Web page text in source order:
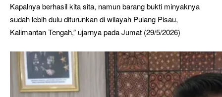
Kapalnya berhasil kita sita, namun barang bukti minyaknya
sudah lebih dulu diturunkan di wilayah Pulang Pisau,
Kalimantan Tengah,” ujarnya pada Jumat (29/5/2026)